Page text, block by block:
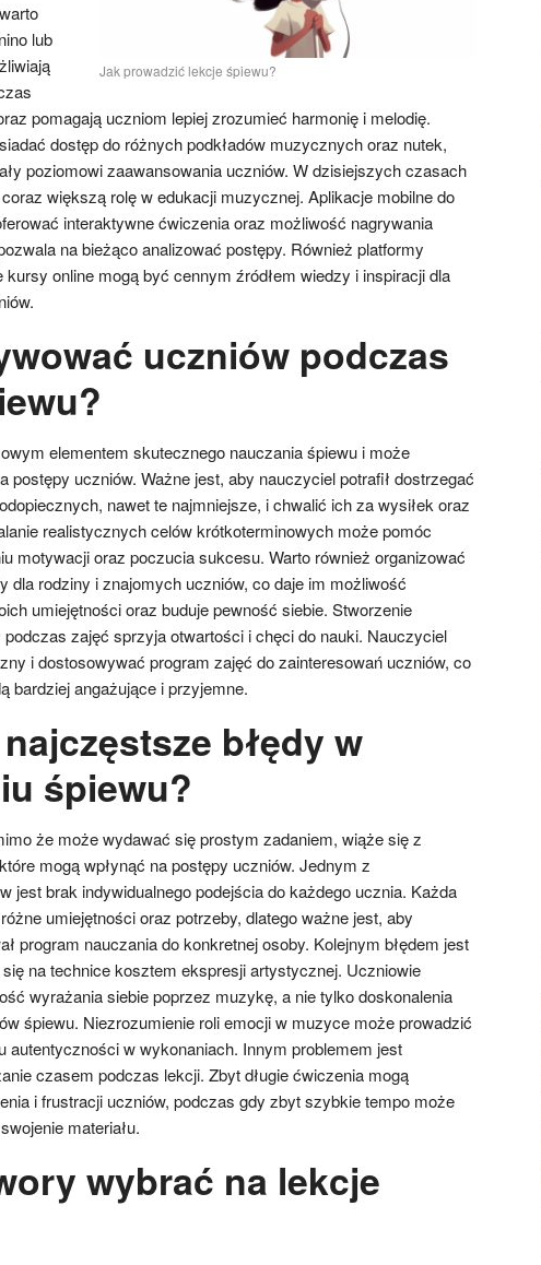
Jak prowadzić lekcje śpiewu?
lub
pomagają uczniom lepiej zrozumieć harmonię i melodię.
dostęp do różnych podkładów muzycznych oraz nutek,
poziomowi zaawansowania uczniów. W dzisiejszych czasach
większą rolę w edukacji muzycznej. Aplikacje mobilne do
interaktywne ćwiczenia oraz możliwość nagrywania
na bieżąco analizować postępy. Również platformy
kursy online mogą być cennym źródłem wiedzy i inspiracji dla
uczniów podczas
elementem skutecznego nauczania śpiewu i może
postępy uczniów. Ważne jest, aby nauczyciel potrafił dostrzegać
nawet te najmniejsze, i chwalić ich za wysiłek oraz
realistycznych celów krótkoterminowych może pomóc
motywacji oraz poczucia sukcesu. Warto również organizować
dla rodziny i znajomych uczniów, co daje im możliwość
umiejętności oraz buduje pewność siebie. Stworzenie
zajęć sprzyja otwartości i chęci do nauki. Nauczyciel
i dostosowywać program zajęć do zainteresowań uczniów, co
bardziej angażujące i przyjemne.
błędy w
śpiewu?
że może wydawać się prostym zadaniem, wiąże się z
mogą wpłynąć na postępy uczniów. Jednym z
jest brak indywidualnego podejścia do każdego ucznia. Każda
umiejętności oraz potrzeby, dlatego ważne jest, aby
program nauczania do konkretnej osoby. Kolejnym błędem jest
na technice kosztem ekspresji artystycznej. Uczniowie
wyrażania siebie poprzez muzykę, a nie tylko doskonalenia
śpiewu. Niezrozumienie roli emocji w muzyce może prowadzić
autentyczności w wykonaniach. Innym problemem jest
czasem podczas lekcji. Zbyt długie ćwiczenia mogą
i frustracji uczniów, podczas gdy zbyt szybkie tempo może
materiału.
wybrać na lekcje